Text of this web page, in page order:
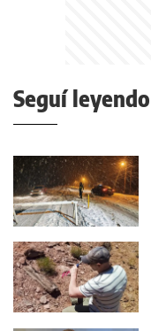
Seguí leyendo